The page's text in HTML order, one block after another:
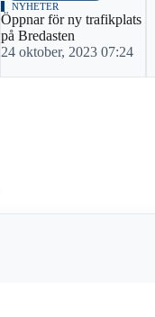
NYHETER
Öppnar för ny trafikplats
på Bredasten
24 oktober, 2023 07:24